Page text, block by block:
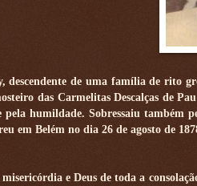
descendente de uma família de rito
das Carmelitas Descalças de
pela humildade.Sobressaiu também
em Belém no dia 26 de agosto de
e Deus de toda a